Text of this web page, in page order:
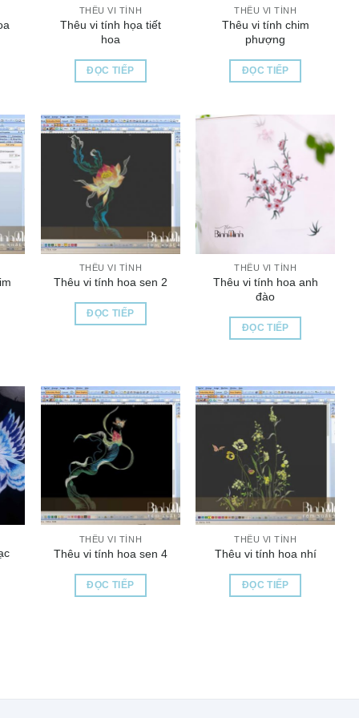
THÊU VI TÍNH
Thêu vi tính họa tiết
hoa
ĐỌC TIẾP
THÊU VI TÍNH
Thêu vi tính chim
phượng
ĐỌC TIẾP
THÊU VI TÍNH
Thêu vi tính hoa sen 2
ĐỌC TIẾP
THÊU VI TÍNH
Thêu vi tính hoa anh
đào
ĐỌC TIẾP
THÊU VI TÍNH
Thêu vi tính hoa sen 4
ĐỌC TIẾP
THÊU VI TÍNH
Thêu vi tính hoa nhí
ĐỌC TIẾP